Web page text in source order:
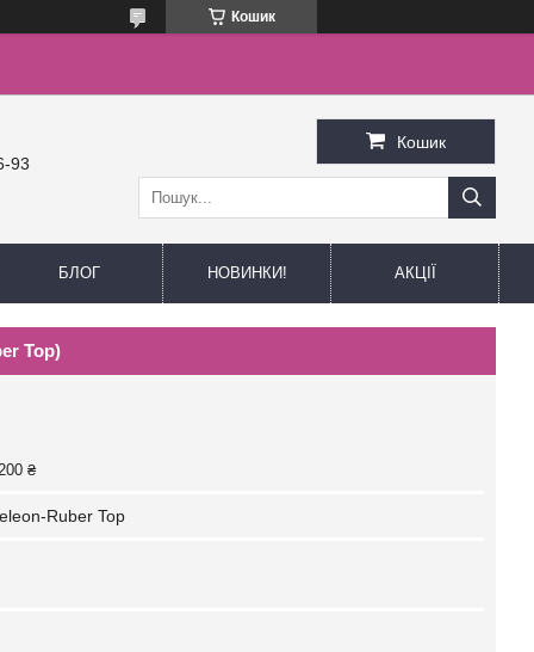
Кошик
93
Кошик
БЛОГ НОВИНКИ! АКЦІЇ
Top)
₴
Ruber Top